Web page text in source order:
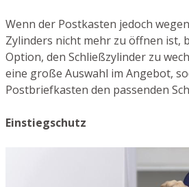
Wenn der Postkasten jedoch
Zylinders nicht mehr zu öffnen ist,
Option, den Schließzylinder zu
eine große Auswahl im Angebot,
Postbriefkasten den passenden
Einstiegschutz